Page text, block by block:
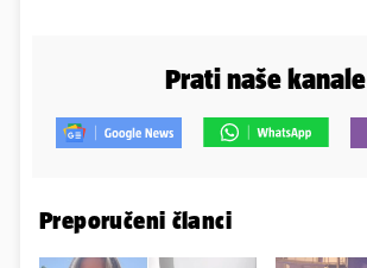
Prati naše kanale
Preporučeni članci